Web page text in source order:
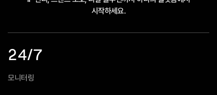
시작하세요.
24/7
모니터링